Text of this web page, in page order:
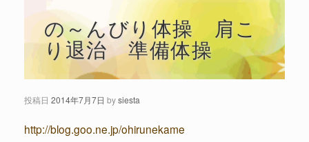
の～んびり体操 肩こ
り退治 準備体操
投稿日 2014年7月7日 bysiesta
http://blog.goo.ne.jp/ohirunekame